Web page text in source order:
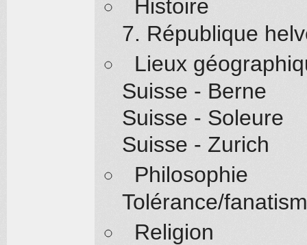
Histoire
7. République
Lieux
Suisse - Berne
Suisse - Soleure
Suisse - Zurich
Philosophie
Tolérance/
Religion